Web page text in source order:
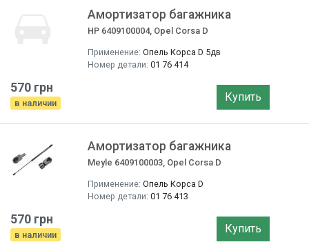
Амортизатор багажника
HP 6409100004, Opel Corsa D
Применение: Опель Корса D 5дв
Номер детали: 01 76 414
570 грн
в наличии Купить
Амортизатор багажника
Meyle 6409100003, Opel Corsa D
Применение: Опель Корса D
Номер детали: 01 76 413
570 грн
в наличии Купить